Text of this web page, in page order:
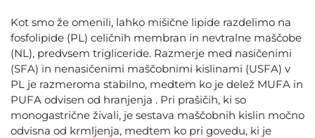
Kot smo že omenili, lahko mišične lipide razdelimo na
fosfolipide (PL) celičnih membran in nevtralne maščobe
(NL), predvsem trigliceride. Razmerje med nasičenimi
(SFA) in nenasičenimi maščobnimi kislinami (USFA) v
PL je razmeroma stabilno, medtem ko je delež MUFA in
PUFA odvisen od hranjenja . Pri prašičih, ki so
monogastrične živali, je sestava maščobnih kislin močno
odvisna od krmljenja, medtem ko pri govedu, ki je